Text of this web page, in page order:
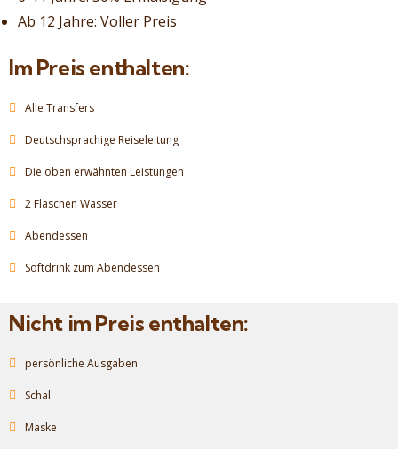
Ab 12 Jahre: Voller Preis
Im Preis enthalten:
Alle Transfers
Deutschsprachige Reiseleitung
Die oben erwähnten Leistungen
2 Flaschen Wasser
Abendessen
Softdrink zum Abendessen
Nicht im Preis enthalten:
persönliche Ausgaben
Schal
Maske